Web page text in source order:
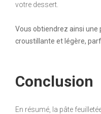
votre dessert.
Vous obtiendrez ainsi
croustillante et légère,
Conclusion
En résumé, la pâte